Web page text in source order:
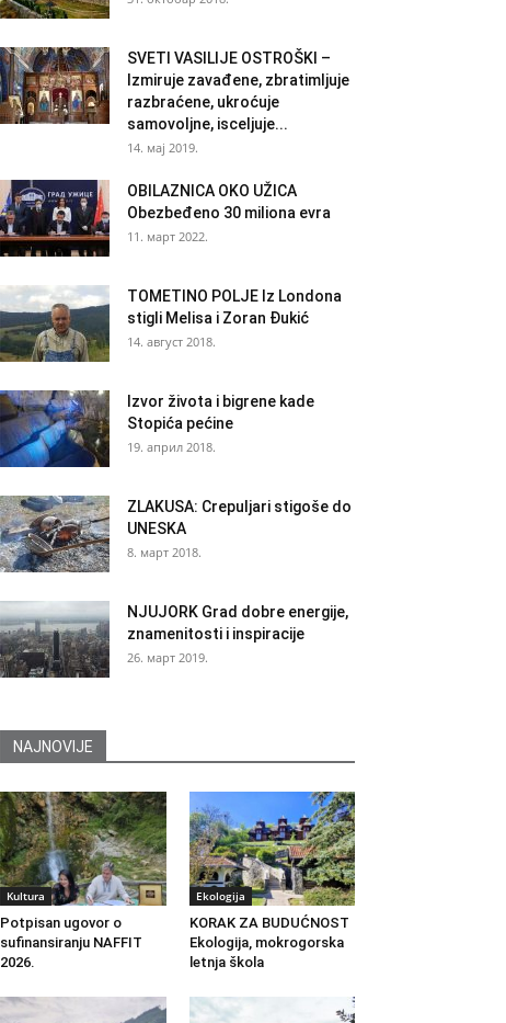
SVETI VASILIJE OSTROŠKI –
Izmiruje zavađene, zbratimljuje
razbraćene, ukroćuje
samovoljne, isceljuje...
14. мај 2019.
OBILAZNICA OKO UŽICA
Obezbeđeno 30 miliona evra
11. март 2022.
TOMETINO POLJE Iz Londona
stigli Melisa i Zoran Đukić
14. август 2018.
Izvor života i bigrene kade
Stopića pećine
19. април 2018.
ZLAKUSA: Crepuljari stigoše do
UNESKA
8. март 2018.
NJUJORK Grad dobre energije,
znamenitosti i inspiracije
26. март 2019.
NAJNOVIJE
Kultura
Potpisan ugovor o
sufinansiranju NAFFIT
2026.
Ekologija
KORAK ZA BUDUĆNOST
Ekologija, mokrogorska
letnja škola